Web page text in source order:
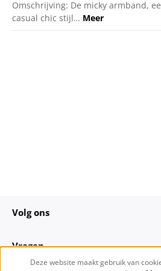
Omschrijving: De micky armband,
casual chic stijl… Meer
Volg ons
Vragen
Deze website maakt gebruik van